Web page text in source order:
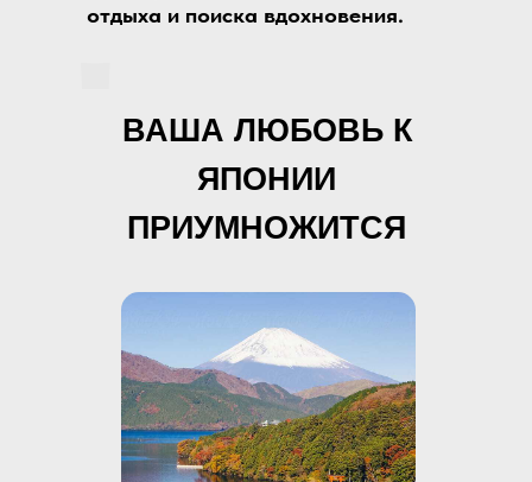
отдыха и поиска вдохновения.
ВАША ЛЮБОВЬ К
ЯПОНИИ
ПРИУМНОЖИТСЯ